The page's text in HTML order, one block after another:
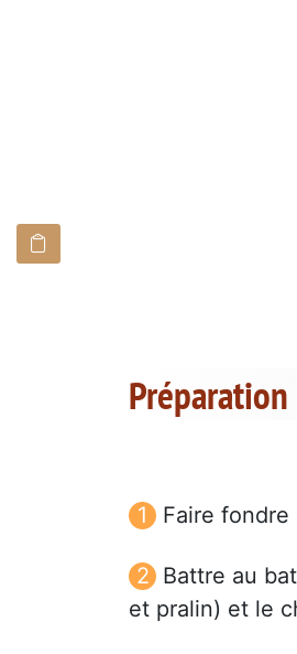
Préparation
Faire
Battre au
et pralin) et le